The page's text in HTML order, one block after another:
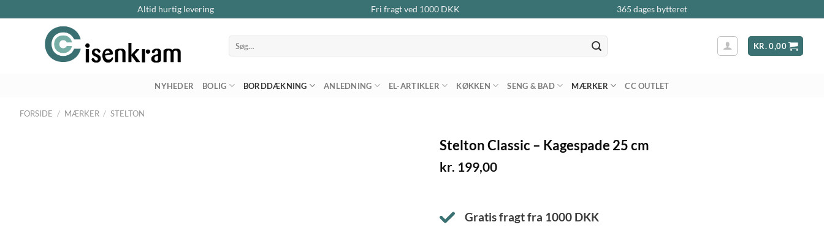
Altid hurtig levering Fri fragt ved 1000DKK 365 dages bytteret
Søg
efter:
KR.0,00
NYHEDER BOLIG BORDDÆKNING ANLEDNING EL-ARTIKLER KØKKEN SENG & BAD MÆRKER CC OUTLET
FORSIDE / MÆRKER / STELTON
Stelton Classic – Kagespade 25 cm
kr. 199,00
Gratis fragt fra 1000 DKK